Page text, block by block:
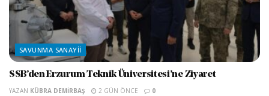
SAVUNMA SANAYII
SSB’den Erzurum Teknik Üniversitesi’ne Ziyaret
YAZAN KÜBRA DEMIRBAŞ 2 GÜN ÖNCE 0